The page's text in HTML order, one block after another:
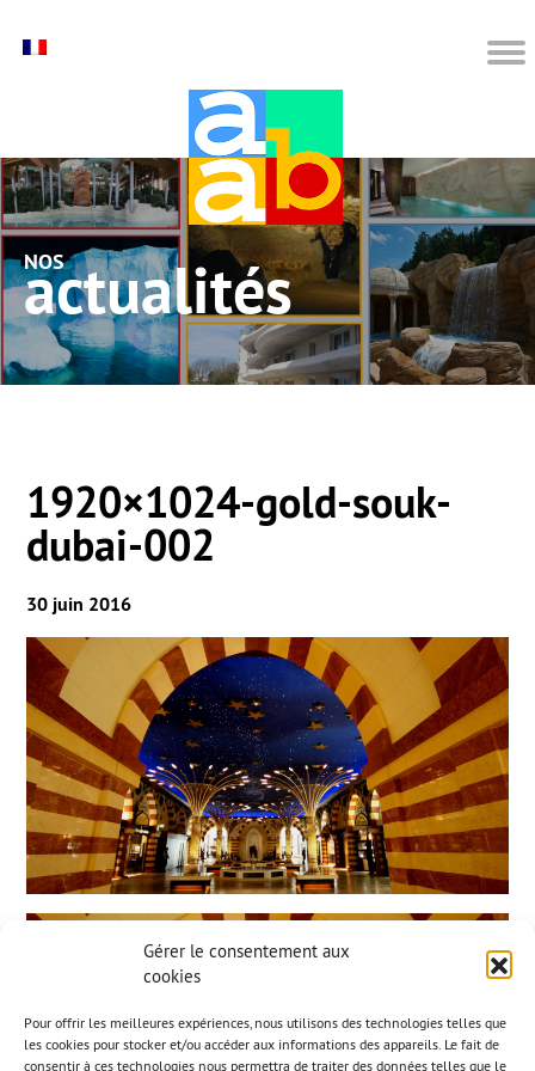
Gérer le consentement aux
cookies
Pour offrir les meilleures expériences, nous utilisons des technologies telles que
les cookies pour stocker et/ou accéder aux informations des appareils. Le fait de
consentir à ces technologies nous permettra de traiter des données telles que le
nos actualités
1920×1024-gold-souk-
dubai-002
30 juin 2016